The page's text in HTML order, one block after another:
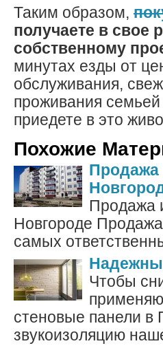
Таким образом,
получаете в свое
собственному
минутах езды от
обслуживания,
проживания
приедете в это
Похожие
Продажа
Продажа
Новгороде
самых
Чтобы
стеновые панели
звукоизоляцию